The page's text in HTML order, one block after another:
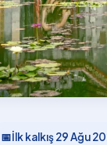
📅İlk kalkış29 Ağu